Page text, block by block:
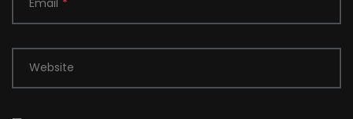
Email *
Website